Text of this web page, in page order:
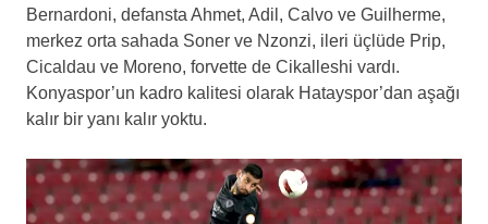
Bernardoni, defansta Ahmet, Adil, Calvo ve Guilherme,
merkez orta sahada Soner ve Nzonzi, ileri üçlüde Prip,
Cicaldau ve Moreno, forvette de Cikalleshi vardı.
Konyaspor’un kadro kalitesi olarak Hatayspor’dan aşağı
kalır bir yanı kalır yoktu.